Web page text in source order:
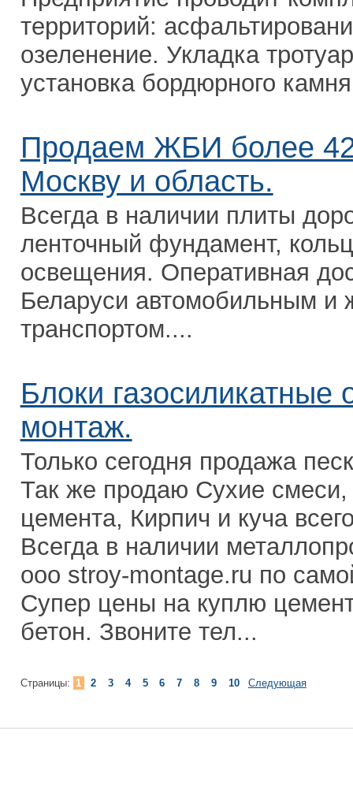
территорий:
озеленение. Укладка
установка бордюрного
Продаем ЖБИ более 42
Москву и область.
Всегда в наличии плиты
ленточный фундамент,
освещения. Оперативная
Беларуси автомобильным и
транспортом....
Блоки газосиликатные
монтаж.
Только сегодня продажа
Так же продаю Сухие
цемента, Кирпич и куча
Всегда в наличии
ооо stroy-montage.ru по
Супер цены на куплю
бетон. Звоните тел...
Страницы: 1 2 3 4 5 6 7 8 9 10 Следующая